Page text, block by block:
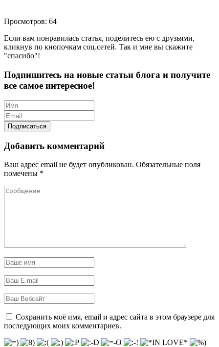
Просмотров: 64
Если вам понравилась статья, поделитесь ею с друзьями,
кликнув по кнопочкам соц.сетей. Так и мне вы скажите
"спасибо"!
Подпишитесь на новые статьи блога и получите
все самое интересное!
Добавить комментарий
Ваш адрес email не будет опубликован. Обязательные поля
помечены *
Сохранить моё имя, email и адрес сайта в этом браузере для
последующих моих комментариев.